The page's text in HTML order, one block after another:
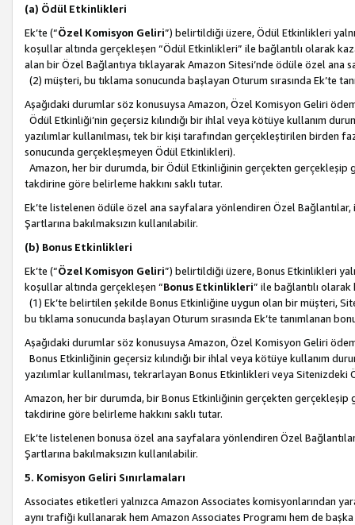
(a) Ödül Etkinlikleri
Ek’te (“Özel Komisyon Geliri”) belirtildiği üzere, Ödül Etkinlikleri
koşullar altında gerçekleşen “Ödül Etkinlikleri” ile bağlantılı olarak
alan bir Özel Bağlantıya tıklayarak Amazon Sitesi’nde ödüle özel ana
(2) müşteri, bu tıklama sonucunda başlayan Oturum sırasında Ek’te
Aşağıdaki durumlar söz konusuysa Amazon, Özel Komisyon Geliri
Ödül Etkinliği’nin geçersiz kılındığı bir ihlal veya kötüye kullanım
yazılımlar kullanılması, tek bir kişi tarafından gerçekleştirilen
sonucunda gerçekleşmeyen Ödül Etkinlikleri).
Amazon, her bir durumda, bir Ödül Etkinliğinin gerçekten gerçekleşip
takdirine göre belirleme hakkını saklı tutar.
Ek’te listelenen ödüle özel ana sayfalara yönlendiren Özel
Şartlarına bakılmaksızın kullanılabilir.
(b) Bonus Etkinlikleri
Ek’te (“Özel Komisyon Geliri”) belirtildiği üzere, Bonus Etkinlikleri
koşullar altında gerçekleşen “Bonus Etkinlikleri” ile bağlantılı olarak
(1) Ek’te belirtilen şekilde Bonus Etkinliğine uygun olan bir müşteri,
bu tıklama sonucunda başlayan Oturum sırasında Ek’te tanımlanan
Aşağıdaki durumlar söz konusuysa Amazon, Özel Komisyon Geliri
Bonus Etkinliğinin geçersiz kılındığı bir ihlal veya kötüye kullanım
yazılımlar kullanılması, tekrarlayan Bonus Etkinlikleri veya
Amazon, her bir durumda, bir Bonus Etkinliğinin gerçekten gerçekleşip
takdirine göre belirleme hakkını saklı tutar.
Ek’te listelenen bonusa özel ana sayfalara yönlendiren Özel
Şartlarına bakılmaksızın kullanılabilir.
5. Komisyon Geliri Sınırlamaları
Associates etiketleri yalnızca Amazon Associates komisyonlarından
aynı trafiği kullanarak hem Amazon Associates Programı hem de